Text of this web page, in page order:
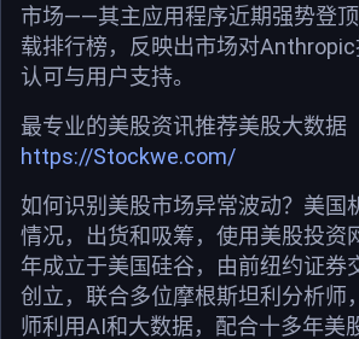
市场——其主应用程序近期强势登
载排行榜，反映出市场对
认可与用户支持。
最专业的美股资讯推荐美股大数据
https://Stockwe.com/
如何识别美股市场异常波动？美国
情况，出货和吸筹，使用美股投资
年成立于美国硅谷，由前纽约证券
创立，联合多位摩根斯坦利分析师
师利用AI和大数据，配合十多年美